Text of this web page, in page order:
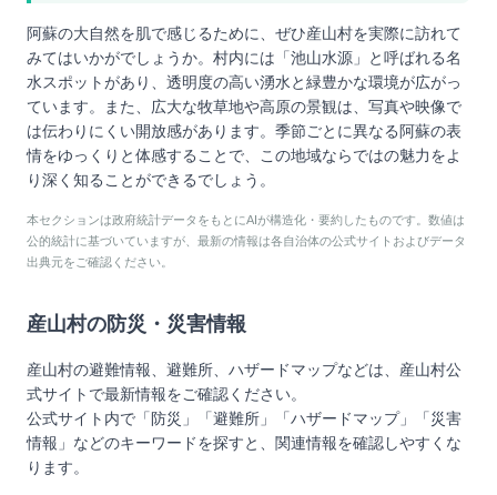
阿蘇の大自然を肌で感じるために、ぜひ産山村を実際に訪れて
みてはいかがでしょうか。村内には「池山水源」と呼ばれる名
水スポットがあり、透明度の高い湧水と緑豊かな環境が広がっ
ています。また、広大な牧草地や高原の景観は、写真や映像で
は伝わりにくい開放感があります。季節ごとに異なる阿蘇の表
情をゆっくりと体感することで、この地域ならではの魅力をよ
り深く知ることができるでしょう。
本セクションは政府統計データをもとにAIが構造化・要約したものです。数値は
公的統計に基づいていますが、最新の情報は各自治体の公式サイトおよびデータ
出典元をご確認ください。
産山村の防災・災害情報
産山村の避難情報、避難所、ハザードマップなどは、 産山村公
式サイトで最新情報をご確認ください。
公式サイト内で「防災」「避難所」「ハザードマップ」「災害
情報」などのキーワードを探すと、関連情報を確認しやすくな
ります。